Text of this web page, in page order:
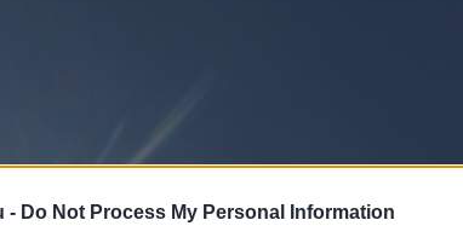
- Do Not Process My Personal Information